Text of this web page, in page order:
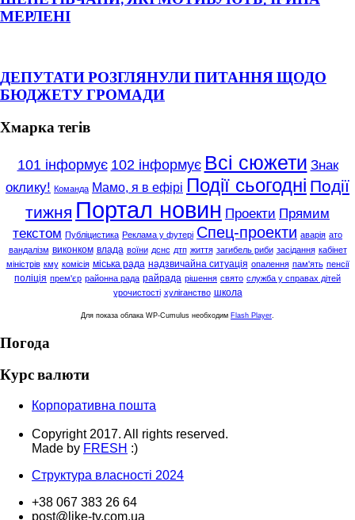
МЕРЛЕНІ
ДЕПУТАТИ РОЗГЛЯНУЛИ ПИТАННЯ ЩОДО
БЮДЖЕТУ ГРОМАДИ
Хмарка тегів
101 інформує 102 інформує Всі сюжети Знак
оклику! Команда Мамо, я в ефірі Події сьогодні Події
тижня Портал новин Проекти Прямим
текстом Публіцистика Реклама у футері Спец-проекти аварія ато
вандалізм виконком влада воїни дснс дтп життя загибель риби засідання кабінет
міністрів кму комісія міська рада надзвичайна ситуація опалення пам'ять пенсії
поліція прем'єр районна рада райрада рішення свято служба у справах дітей
урочистості хуліганство школа
Для показа облака WP-Cumulus необходим Flash Player
Погода
Курс валюти
Корпоративна пошта
Copyright 2017. All rights reserved.
Made by FRESH :)
Структура власності 2024
+38 067 383 26 64
post@like-tv.com.ua